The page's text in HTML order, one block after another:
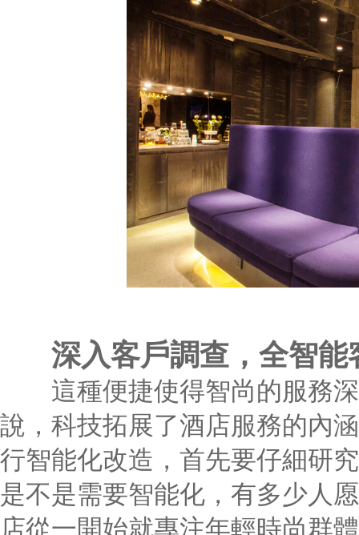
深入客戶調查，全智
這種便捷使得智尚的服務深入
說，科技拓展了酒店服務的內
行智能化改造，首先要仔細研
是不是需要智能化，有多少人
店從一開始就專注年輕時尚群體